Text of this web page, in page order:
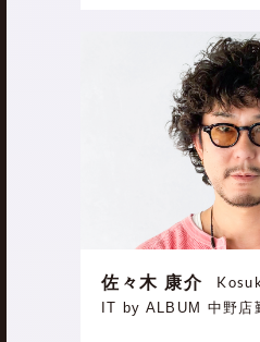
佐々木 康介
IT by ALBUM 中野店